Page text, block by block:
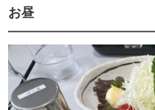
お昼